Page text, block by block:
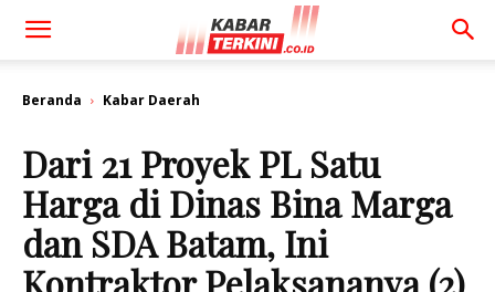
Beranda Kabar Daerah
Dari 21 Proyek PL Satu
Harga di Dinas Bina Marga
dan SDA Batam, Ini